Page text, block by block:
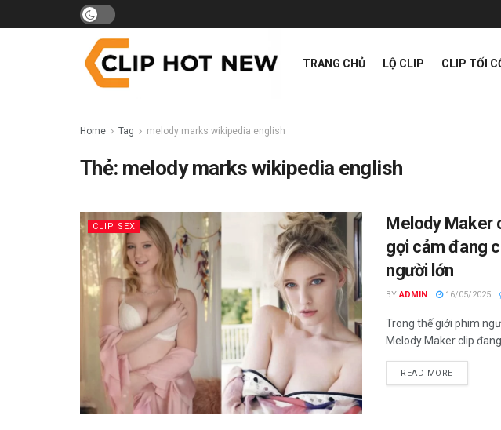
TRANG CHỦ LỘ CLIP CLIP TỐI
Home Tag melody marks wikipedia english
Thẻ: melody marks wikipedia english
CLIP SEX
Melody Maker
gợi cảm đang
người lớn
BY ADMIN 16/05/2025
Trong thế giới phim
Melody Maker clip
READ MORE